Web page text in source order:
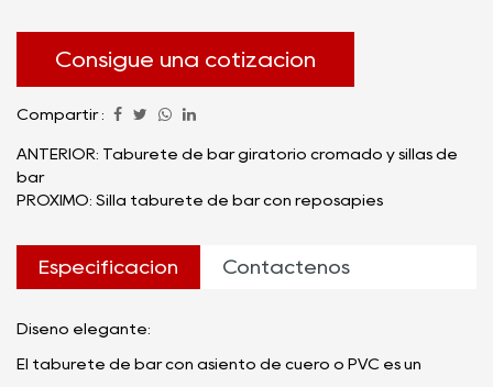
de cuero o PVC, acompañado de un lujoso cojín para
una experiencia de asiento incomparable.
Combinado con patas contemporáneas de acero
cromado, este taburete es un buen complemento
Consigue una cotización
Compartir :
ANTERIOR: Taburete de bar giratorio cromado y sillas de
bar
PRÓXIMO: Silla taburete de bar con reposapiés
Especificación Contáctenos
Diseño elegante:
El taburete de bar con asiento de cuero o PVC es un